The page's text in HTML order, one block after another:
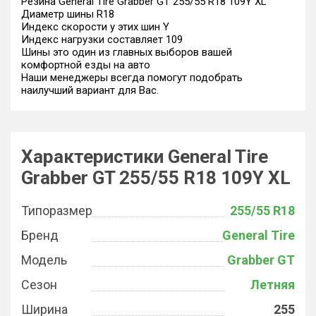
Диаметр шины R18
Индекс скорости у этих шин Y
Индекс нагрузки составляет 109
Шины это один из главных выборов вашей
комфортной езды на авто
Наши менеджеры всегда помогут подобрать
наилучший вариант для Вас.
Характеристики General Tire
Grabber GT 255/55 R18 109Y XL
Типоразмер
255/55 R18
Бренд
General Tire
Модель
Grabber GT
Сезон
Летняя
Ширина
255